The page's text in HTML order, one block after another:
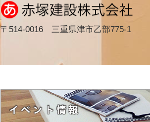
〒514-0016 三重県津市乙部775-1